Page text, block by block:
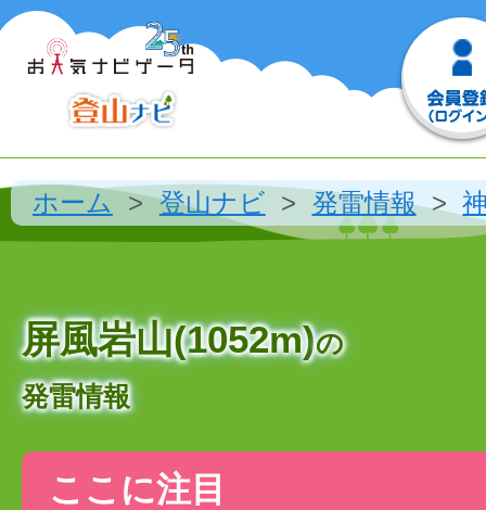
ホーム 登山ナビ 発雷情報
屏風岩山(1052m)の
発雷情報
ここに注目